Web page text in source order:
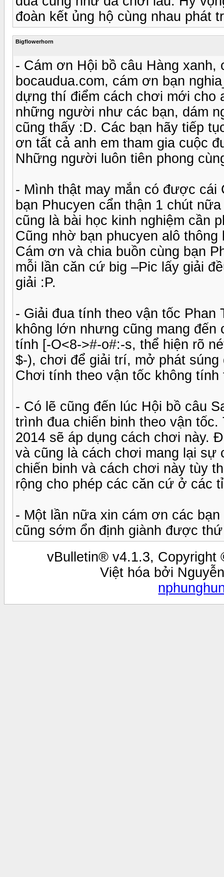
đoàn kết ủng hộ cùng nhau phát
Bigflowerhorn
- Cám ơn Hội bồ câu Hàng
bocaudua.com, cám ơn bạn
dựng thí điểm cách chơi mới cho
những người như các bạn, dám
cũng thấy :D. Các bạn hãy tiếp
ơn tất cả anh em tham gia cuộc
Những người luôn tiên phong
- Mình thật may mắn có được cái
bạn Phucyen cẩn thận 1 chút
cũng là bài học kinh nghiệm cần
Cũng nhờ bạn phucyen alô
Cám ơn và chia buồn cùng bạn
mỗi lần căn cứ big –Pic lấy giải
giải :P.
- Giải đua tính theo vận tốc
không lớn nhưng cũng mang
tính [-O<8->#-o#:-s, thể hiện rõ
$-), chơi để giải trí, mở phát
Chơi tính theo vận tốc không tính
- Có lẽ cũng đến lúc Hội bồ câu
trình đua chiến binh theo vận
2014 sẽ áp dụng cách chơi này.
và cũng là cách chơi mang lại sự
chiến binh và cách chơi này tùy
rộng cho phép các căn cứ ở các
- Một lần nữa xin cám ơn các
cũng sớm ổn định giành được
vBulletin® v4.1.3, Copyright
Việt hóa bởi